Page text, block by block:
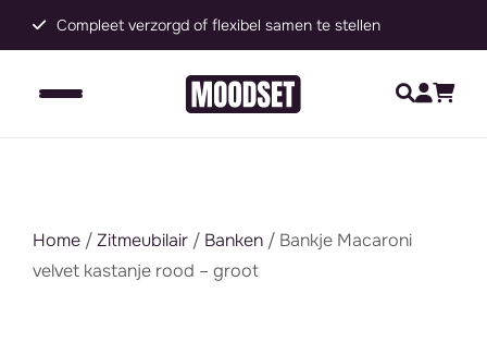
Compleet verzorgd of flexibel samen te stellen
Home /Zitmeubilair / Banken / Bankje Macaroni
velvet kastanje rood – groot